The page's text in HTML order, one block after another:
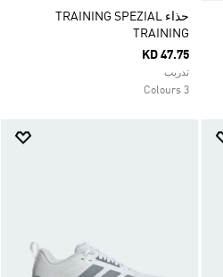
حذاء TRAINING SPEZIAL
TRAINING
KD 47.75
تدريب
3 Colours